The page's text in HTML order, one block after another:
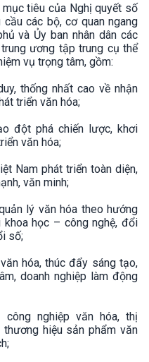
tiêu của Nghị quyết số
các bộ, cơ quan ngang
và Ủy ban nhân dân các
ương tập trung cụ thể
vụ trọng tâm, gồm:
thống nhất cao về nhận
triển văn hóa;
đột phá chiến lược, khơi
văn hóa;
Nam phát triển toàn diện,
văn minh;
lý văn hóa theo hướng
học – công nghệ, đổi
số;
hóa, thúc đẩy sáng tạo,
doanh nghiệp làm động
nghiệp văn hóa, thị
hiệu sản phẩm văn